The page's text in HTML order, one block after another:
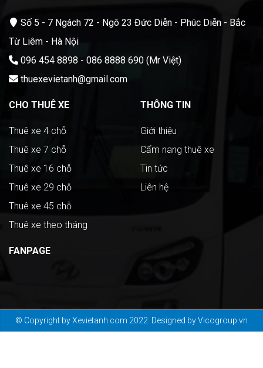
Số 5 - 7 Ngách 72 - Ngõ 23 Đức Diễn - Phúc Diễn - Bắc
Từ Liêm - Hà Nội
096 454 8898 - 086 8888 690 (Mr Việt)
thuexevietanh@gmail.com
CHO THUÊ XE
Thuê xe 4 chỗ
Thuê xe 7 chỗ
Thuê xe 16 chỗ
Thuê xe 29 chỗ
Thuê xe 45 chỗ
Thuê xe theo tháng
THÔNG TIN
Giới thiệu
Cẩm nang thuê xe
Tin tức
Liên hệ
FANPAGE
© Copyright by Xevietanh.com 2022. Designed by Vicogroup.vn